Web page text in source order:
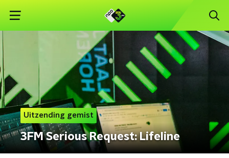
Uitzending gemist
3FM Serious Request: Lifeline